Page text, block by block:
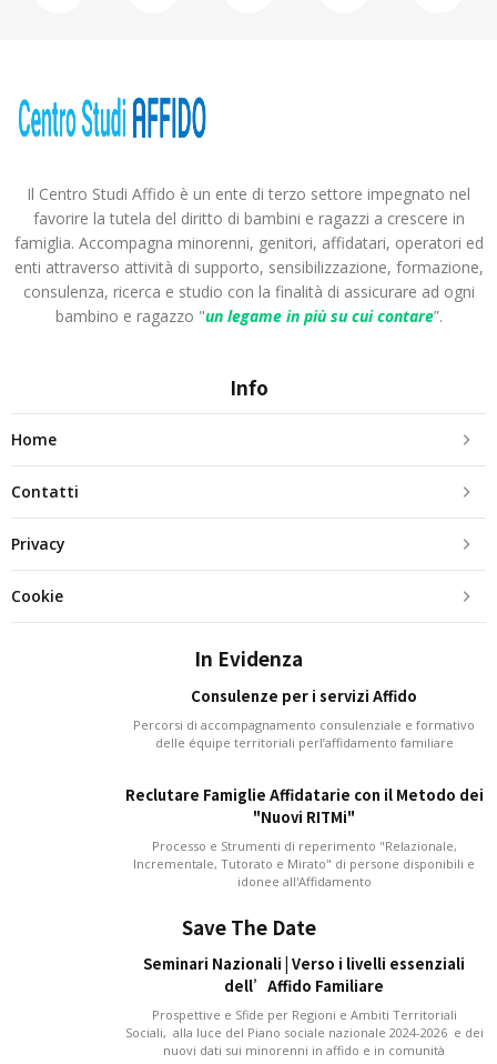
Il Centro Studi Affido è un ente di terzo settore impegnato nel
favorire la tutela del diritto di bambini e ragazzi a crescere in
famiglia. Accompagna minorenni, genitori, affidatari, operatori ed
enti attraverso attività di supporto, sensibilizzazione, formazione,
consulenza, ricerca e studio con la finalità di assicurare ad ogni
bambino e ragazzo "un legame in più su cui contare”.
Info
Home
Contatti
Privacy
Cookie
In Evidenza
Consulenze per i servizi Affido
Percorsi di accompagnamento consulenziale e formativo
delle équipe territoriali perl’affidamento familiare
Reclutare Famiglie Affidatarie con il Metodo dei
"Nuovi RITMi"
Processo e Strumenti di reperimento "Relazionale,
Incrementale, Tutorato e Mirato" di persone disponibili e
idonee all'Affidamento
Save The Date
Seminari Nazionali | Verso i livelli essenziali
dell’Affido Familiare
Prospettive e Sfide per Regioni e Ambiti Territoriali
Sociali, alla luce del Piano sociale nazionale 2024-2026 e dei
nuovi dati sui minorenni in affido e in comunità